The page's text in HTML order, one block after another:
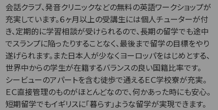
会話クラブ、発音クリニックなどの無料の英語ワークショップが
充実しています。６ヶ月以上の受講生には個人チューターが付
き、定期的に学習相談が受けられるので、長期の留学でも途中
でスランプに陥ったりすることなく、最後まで留学の目標をやり
遂げられます。また日本人が少なくヨーロッパをはじめとする、
世界中からの学生が在籍するバランスの良い国籍比率です。
シービューのアパートを含む徒歩で通えるＥＣ学校寮が充実。
ＥＣ直接管理のものがほとんどなので、何かあった時にも安心。
短期留学でもイギリスに「暮らす」ような留学が実現できます。